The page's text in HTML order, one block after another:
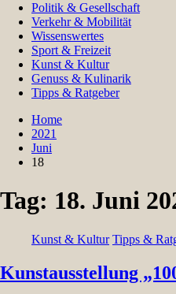
Politik & Gesellschaft
Verkehr & Mobilität
Wissenswertes
Sport & Freizeit
Kunst & Kultur
Genuss & Kulinarik
Tipps & Ratgeber
Home
2021
Juni
18
Tag: 18. Juni
Kunst & Kultur Tipps &
Kunstausstellung